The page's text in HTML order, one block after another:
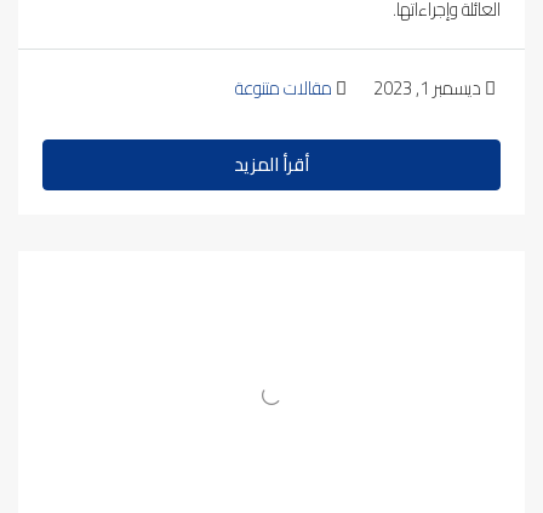
العائلة وإجراءاتها.
ديسمبر 1, 2023 مقالات متنوعة
أقرأ المزيد